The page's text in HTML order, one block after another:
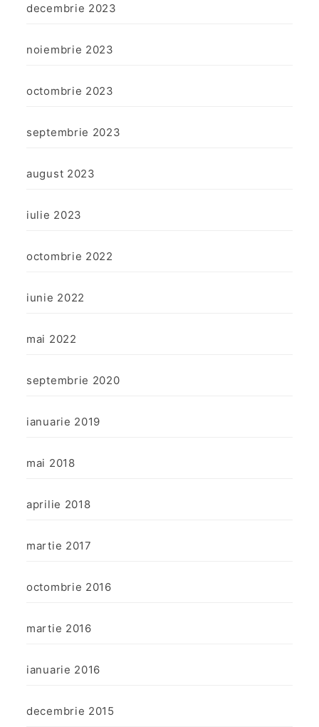
decembrie 2023
noiembrie 2023
octombrie 2023
septembrie 2023
august 2023
iulie 2023
octombrie 2022
iunie 2022
mai 2022
septembrie 2020
ianuarie 2019
mai 2018
aprilie 2018
martie 2017
octombrie 2016
martie 2016
ianuarie 2016
decembrie 2015